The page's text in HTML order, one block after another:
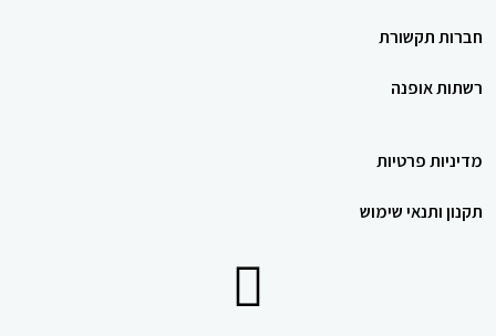
חברות תקשורת
רשתות אופנה
מדיניות פרטיות
תקנון ותנאי שימוש